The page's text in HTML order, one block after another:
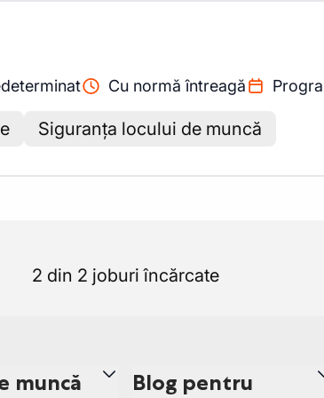
Cu normă întreagă
Siguranța locului de muncă
2 din 2 joburi încărcate
muncă
Blog pentru